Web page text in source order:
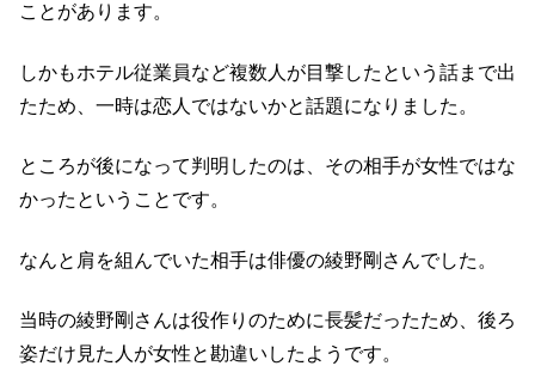
ことがあります。
しかもホテル従業員など複数人が目撃したという話まで出
たため、一時は恋人ではないかと話題になりました。
ところが後になって判明したのは、その相手が女性ではな
かったということです。
なんと肩を組んでいた相手は俳優の綾野剛さんでした。
当時の綾野剛さんは役作りのために長髪だったため、後ろ
姿だけ見た人が女性と勘違いしたようです。